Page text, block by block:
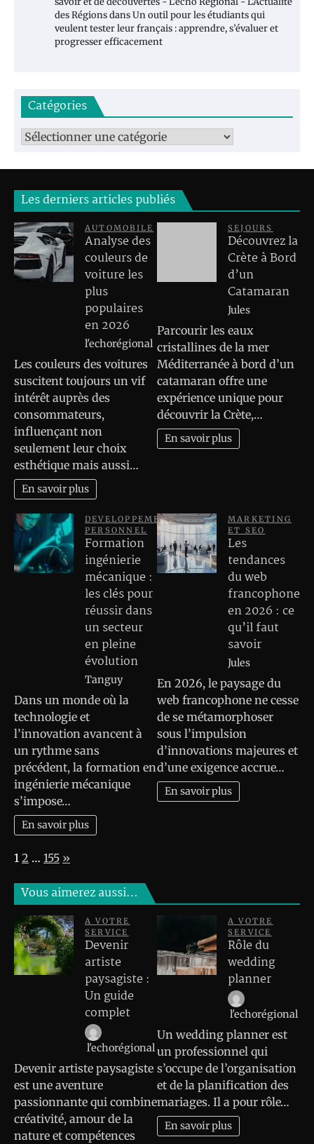
des RégionsdansUn outil pour les étudiants qui
veulent tester leur français : apprendre, s’évaluer et
progresser efficacement
Catégories
Catégories
Les derniers articles publiés
AUTOMOBILE
Analyse des
couleurs de
voiture les
plus
populaires
en 2026
l'echorégional
Les couleurs des voitures
suscitent toujours un vif
intérêt auprès des
consommateurs,
influençant non
seulement leur choix
esthétique mais aussi…
En savoir plus
SEJOURS
Découvrez la
Crète à Bord
d’un
Catamaran
Jules
Parcourir les eaux
cristallines de la mer
Méditerranée à bord d’un
catamaran offre une
expérience unique pour
découvrir la Crète,…
En savoir plus
DEVELOPPEMENT
PERSONNEL
Formation
ingénierie
mécanique :
les clés pour
réussir dans
un secteur
en pleine
évolution
Tanguy
Dans un monde où la
technologie et
l’innovation avancent à
un rythme sans
précédent, la formation en
ingénierie mécanique
s’impose…
En savoir plus
MARKETING
ET SEO
Les
tendances
du web
francophone
en 2026 : ce
qu’il faut
savoir
Jules
En 2026, le paysage du
web francophone ne cesse
de se métamorphoser
sous l’impulsion
d’innovations majeures et
d’une exigence accrue…
En savoir plus
Page:
1 2 … 155 Next
»
Vous aimerez aussi…
A VOTRE
SERVICE
Devenir
artiste
paysagiste :
Un guide
complet
l'echorégional
Devenir artiste paysagiste
est une aventure
passionnante qui combine
créativité, amour de la
nature et compétences
A VOTRE
SERVICE
Rôle du
wedding
planner
l'echorégional
Un wedding planner est
un professionnel qui
s’occupe de l’organisation
et de la planification des
mariages. Il a pour rôle…
En savoir plus